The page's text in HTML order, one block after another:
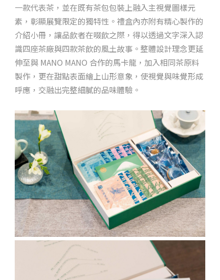
一款代表茶，並在既有茶包包裝上融入主視覺圖樣元
素，彰顯展覽限定的獨特性。禮盒內亦附有精心製作的
介紹小冊，讓品飲者在啜飲之際，得以透過文字深入認
識四座茶廠與四款茶飲的風土故事。整體設計理念更延
伸至與 MANO MANO 合作的馬卡龍，加入相同茶原料
製作，更在甜點表面繪上山形意象，使視覺與味覺形成
呼應，交融出完整細膩的品味體驗。